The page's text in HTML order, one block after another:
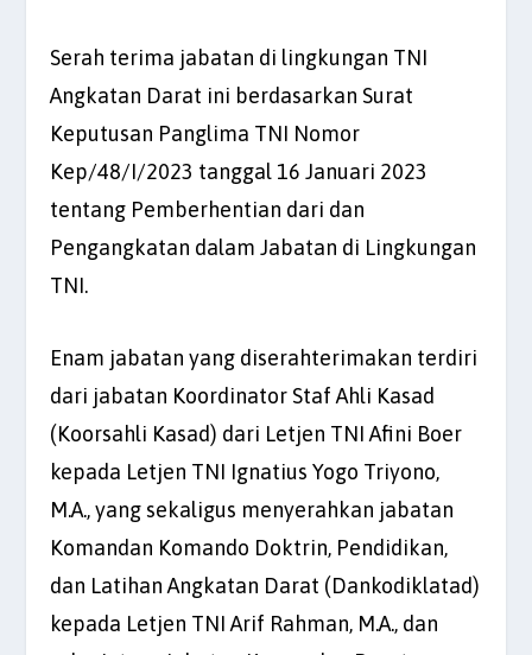
Serah terima jabatan di lingkungan TNI
Angkatan Darat ini berdasarkan Surat
Keputusan Panglima TNI Nomor
Kep/48/I/2023 tanggal 16 Januari 2023
tentang Pemberhentian dari dan
Pengangkatan dalam Jabatan di Lingkungan
TNI.
Enam jabatan yang diserahterimakan terdiri
dari jabatan Koordinator Staf Ahli Kasad
(Koorsahli Kasad) dari Letjen TNI Afini Boer
kepada Letjen TNI Ignatius Yogo Triyono,
M.A., yang sekaligus menyerahkan jabatan
Komandan Komando Doktrin, Pendidikan,
dan Latihan Angkatan Darat (Dankodiklatad)
kepada Letjen TNI Arif Rahman, M.A., dan